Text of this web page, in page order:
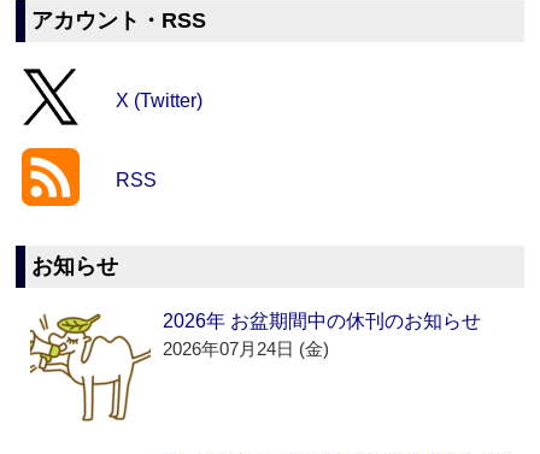
アカウント・RSS
X (Twitter)
RSS
お知らせ
2026年 お盆期間中の休刊のお知らせ
2026年07月24日 (金)